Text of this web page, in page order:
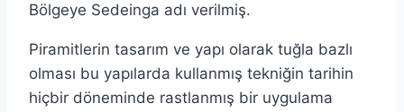
Bölgeye Sedeinga adı verilmiş.
Piramitlerin tasarım ve yapı olarak tuğla bazlı
olması bu yapılarda kullanmış tekniğin tarihin
hiçbir döneminde rastlanmış bir uygulama